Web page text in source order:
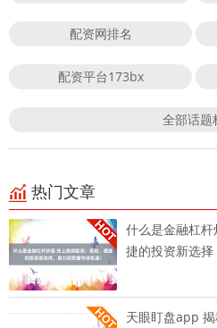
配资网排名
配资平台173bx
全部话题
热门文章
什么是金融杠
捷的投资新选择
天眼盯盘app